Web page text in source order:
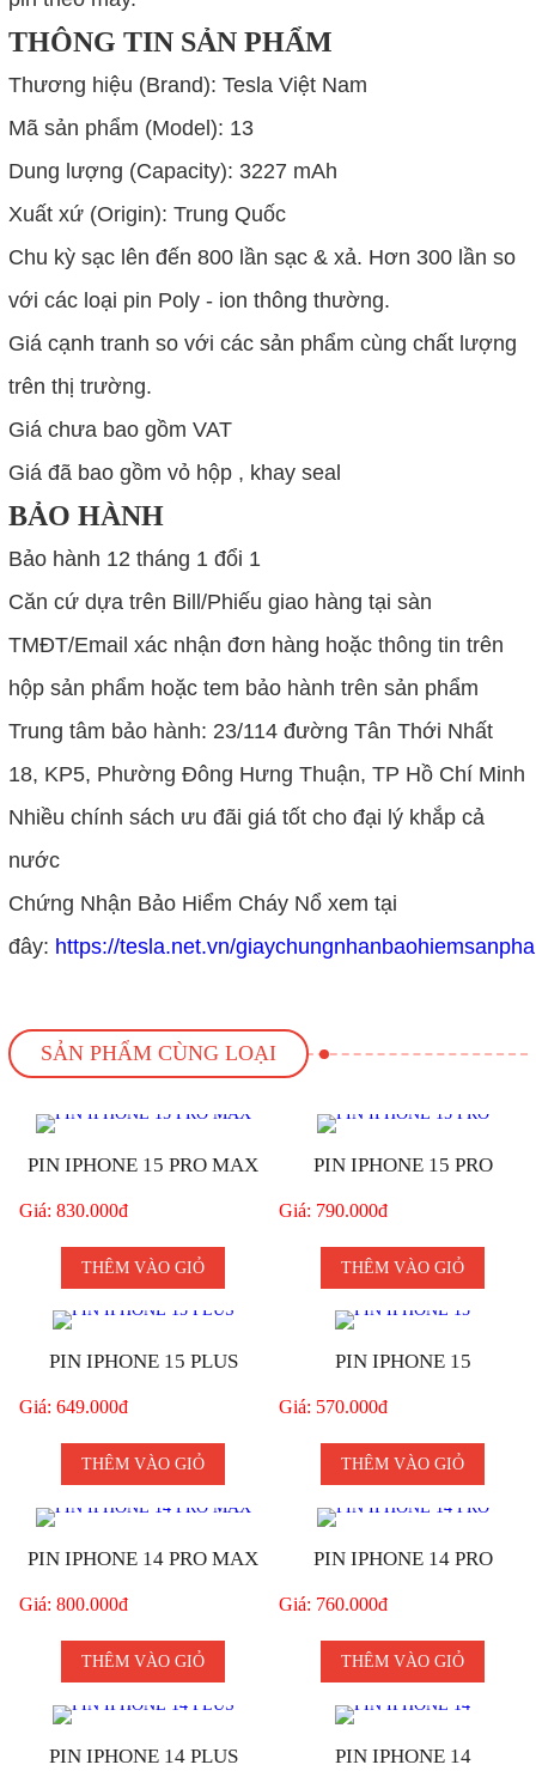
THÔNG TIN SẢN PHẨM
Thương hiệu (Brand): Tesla Việt Nam
Mã sản phẩm (Model): 13
Dung lượng (Capacity): 3227 mAh
Xuất xứ (Origin): Trung Quốc
Chu kỳ sạc lên đến 800 lần sạc & xả. Hơn 300 lần so
với các loại pin Poly - ion thông thường.
Giá cạnh tranh so với các sản phẩm cùng chất lượng
trên thị trường.
Giá chưa bao gồm VAT
Giá đã bao gồm vỏ hộp , khay seal
BẢO HÀNH
Bảo hành 12 tháng 1 đổi 1
Căn cứ dựa trên Bill/Phiếu giao hàng tại sàn
TMĐT/Email xác nhận đơn hàng hoặc thông tin trên
hộp sản phẩm hoặc tem bảo hành trên sản phẩm
Trung tâm bảo hành: 23/114 đường Tân Thới Nhất
18, KP5, Phường Đông Hưng Thuận, TP Hồ Chí Minh
Nhiều chính sách ưu đãi giá tốt cho đại lý khắp cả
nước
Chứng Nhận Bảo Hiểm Cháy Nổ xem tại
đây: https://tesla.net.vn/
SẢN PHẨM CÙNG LOẠI
PIN IPHONE 15 PRO MAX
Giá: 830.000đ
THÊM VÀO GIỎ
PIN IPHONE 15 PRO
Giá: 790.000đ
THÊM VÀO GIỎ
PIN IPHONE 15 PLUS
Giá: 649.000đ
THÊM VÀO GIỎ
PIN IPHONE 15
Giá: 570.000đ
THÊM VÀO GIỎ
PIN IPHONE 14 PRO MAX
Giá: 800.000đ
THÊM VÀO GIỎ
PIN IPHONE 14 PRO
Giá: 760.000đ
THÊM VÀO GIỎ
PIN IPHONE 14 PLUS PIN IPHONE 14